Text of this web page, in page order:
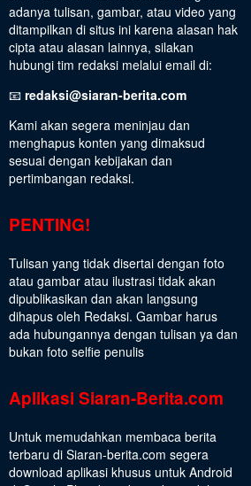
adanya tulisan, gambar, atau video yang
ditampilkan di situs ini karena alasan hak
cipta atau alasan lainnya, silakan
hubungi tim redaksi melalui email di:
📧 redaksi@siaran-berita.com
Kami akan segera meninjau dan
menghapus konten yang dimaksud
sesuai dengan kebijakan dan
pertimbangan redaksi.
PENTING!
Tulisan yang tidak disertai dengan foto
atau gambar atau ilustrasi tidak akan
dipublikasikan dan akan langsung
dihapus oleh Redaksi. Gambar harus
ada hubungannya dengan tulisan ya dan
bukan foto selfie penulis
Aplikasi Siaran-Berita.com
Untuk memudahkan membaca berita
terbaru di Siaran-berita.com segera
download aplikasi khusus untuk Android